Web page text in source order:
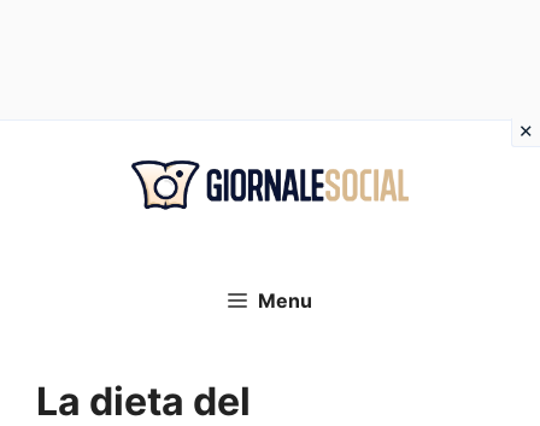
Menu
La dieta del